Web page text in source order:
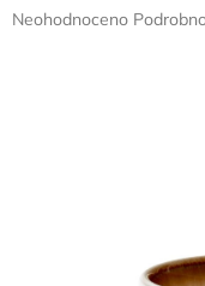
Průměrné
Neohodnoceno